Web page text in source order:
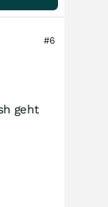
#6
geht